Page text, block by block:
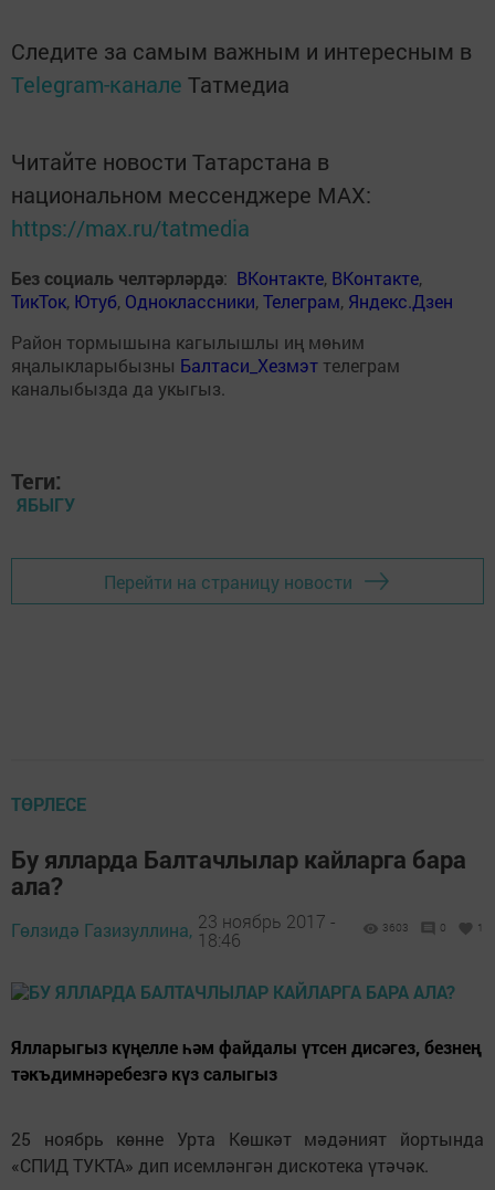
Следите за самым важным и интересным в
Telegram-канале Татмедиа
Читайте новости Татарстана в
национальном мессенджере MАХ:
https://max.ru/tatmedia
Без социаль челтәрләрдә: ВКонтакте, ВКонтакте,
ТикТок, Ютуб, Одноклассники,Телеграм, Яндекс.Дзен
Район тормышына кагылышлы иң мөһим
яңалыкларыбызны Балтаси_Хезмэт телеграм
каналыбызда да укыгыз.
Теги:
ЯБЫГУ
Перейти на страницу новости
ТӨРЛЕСЕ
Бу ялларда Балтачлылар кайларга бара
ала?
Гөлзидә Газизуллина, 23 ноябрь 2017 -
18:46
3603 0 1
Ялларыгыз күңелле һәм файдалы үтсен дисәгез, безнең
тәкъдимнәребезгә күз салыгыз
25 ноябрь көнне Урта Көшкәт мәдәният йортында
«СПИД ТУКТА» дип исемләнгән дискотека үтәчәк.